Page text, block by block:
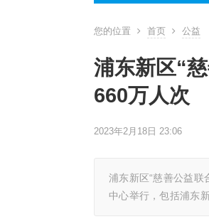
您的位置 首页 公益
浦东新区“
660万人次
2023年2月18日 23:06
浦东新区“慈善公益联
中心举行，包括浦东